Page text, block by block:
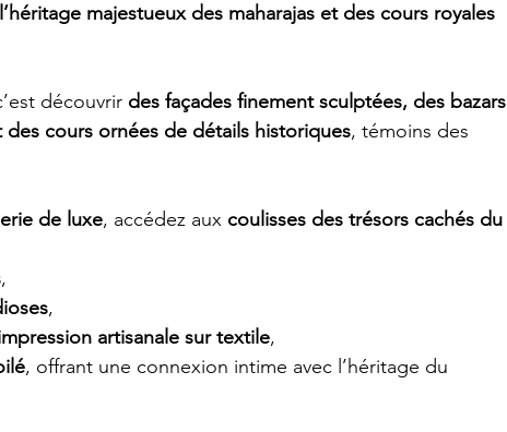
majestueux des maharajas et des cours royales
découvrir des façades finement sculptées, des bazars
cours ornées de détails historiques, témoins des
de luxe, accédez aux coulisses des trésors cachés du
,
,
artisanale sur textile,
, offrant une connexion intime avec l’héritage du